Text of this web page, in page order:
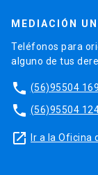
MEDIACIÓN
Teléfonos para
alguno de tus
phone (56)95504
phone (56)95504
launch Ir a la Oficina